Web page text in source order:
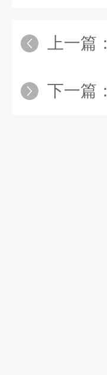
上一篇：
下一篇：